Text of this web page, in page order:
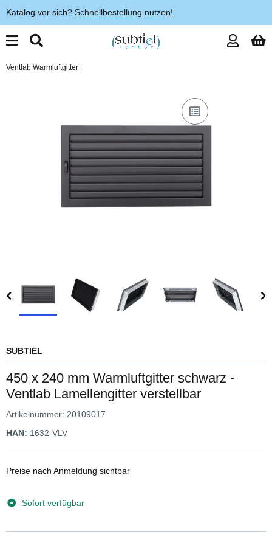
Katalog vor sich? Schnellbestellung nutzen!
Ventlab Warmluftgitter
SUBTIEL
450 x 240 mm Warmluftgitter schwarz -
Ventlab Lamellengitter verstellbar
Artikelnummer: 20109017
HAN: 1632-VLV
Preise nach Anmeldung sichtbar
Sofort verfügbar